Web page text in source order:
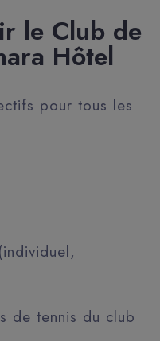
le Club de
Hôtel
pour tous les
de tennis du club